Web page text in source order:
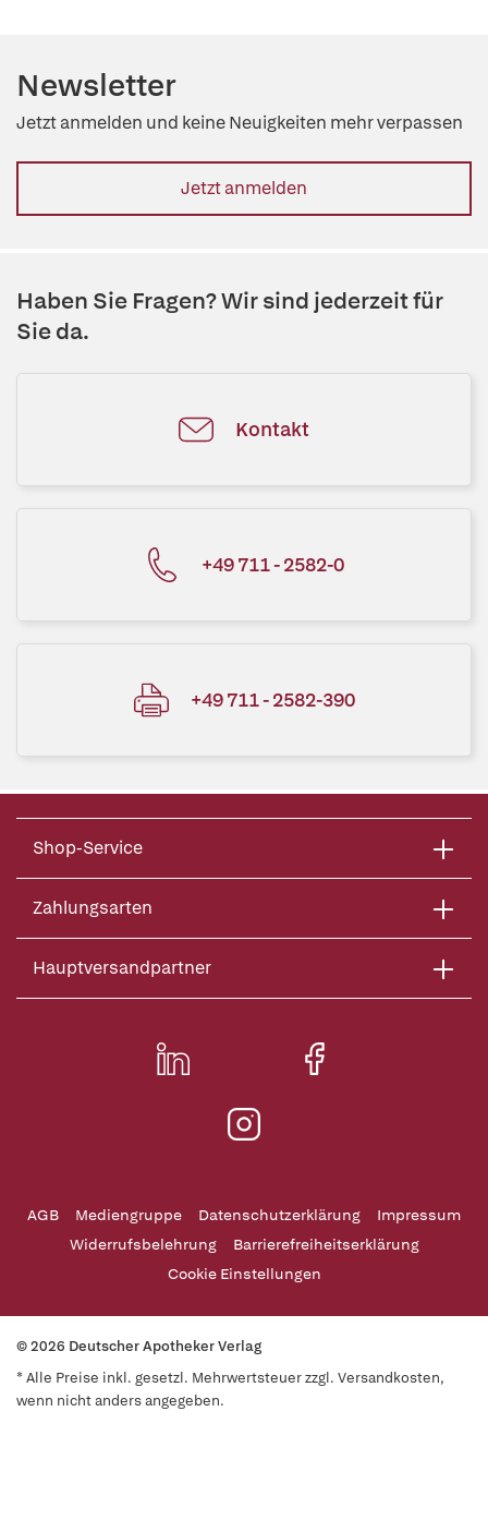
Newsletter
Jetzt anmelden und keine Neuigkeiten mehr verpassen
Jetzt anmelden
Haben Sie Fragen? Wir sind jederzeit für
Sie da.
Kontakt
+49 711 - 2582-0
+49 711 - 2582-390
Shop-Service
Zahlungsarten
Hauptversandpartner
AGB Mediengruppe Datenschutzerklärung
Impressum
Widerrufsbelehrung
Barrierefreiheitserklärung
Cookie Einstellungen
© 2026 Deutscher Apotheker Verlag
* Alle Preise inkl. gesetzl. Mehrwertsteuer zzgl. Versandkosten,
wenn nicht anders angegeben.